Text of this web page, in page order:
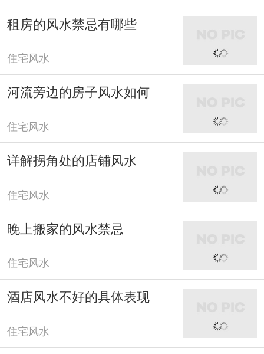
租房的风水禁忌有哪些
住宅风水
河流旁边的房子风水如何
住宅风水
详解拐角处的店铺风水
住宅风水
晚上搬家的风水禁忌
住宅风水
酒店风水不好的具体表现
住宅风水